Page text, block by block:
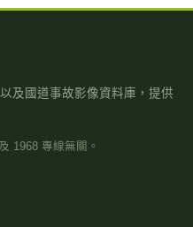
及國道事故影像資料庫，提供
1968 專線無關。